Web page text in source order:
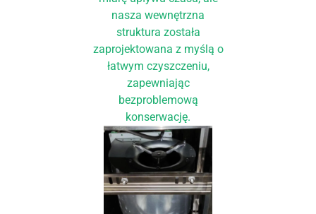
nasza wewnętrzna
struktura została
zaprojektowana z myślą o
łatwym czyszczeniu,
zapewniając
bezproblemową
konserwację.